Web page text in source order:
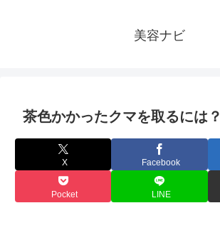
美容ナビ
茶色かかったクマを取るには？
X Facebook
Pocket LINE